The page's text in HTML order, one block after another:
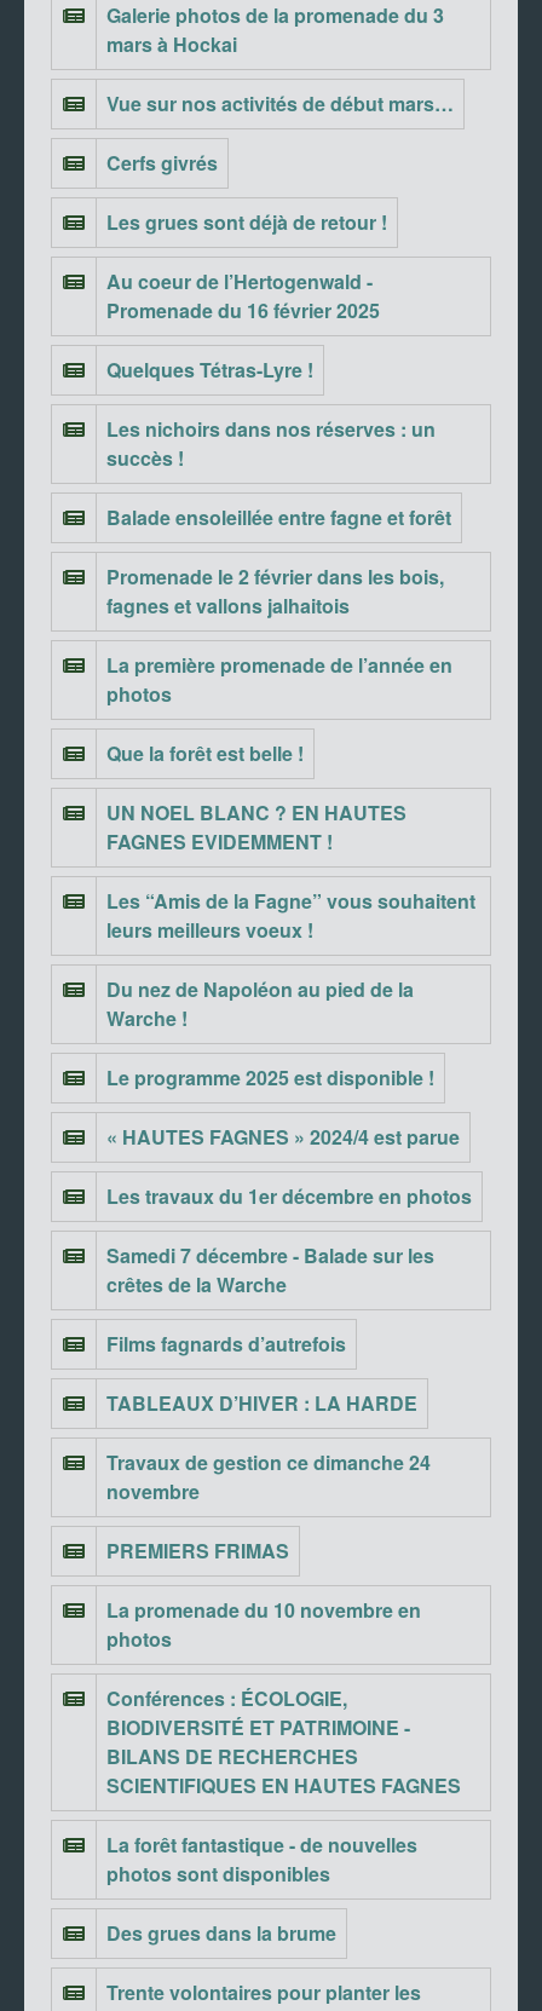
Galerie photos de la promenade du 3
mars à Hockai
Vue sur nos activités de début mars…
Cerfs givrés
Les grues sont déjà de retour !
Au coeur de l’Hertogenwald -
Promenade du 16 février 2025
Quelques Tétras-Lyre !
Les nichoirs dans nos réserves : un
succès !
Balade ensoleillée entre fagne et forêt
Promenade le 2 février dans les bois,
fagnes et vallons jalhaitois
La première promenade de l’année en
photos
Que la forêt est belle !
UN NOEL BLANC ? EN HAUTES
FAGNES EVIDEMMENT !
Les “Amis de la Fagne” vous souhaitent
leurs meilleurs voeux !
Du nez de Napoléon au pied de la
Warche !
Le programme 2025 est disponible !
« HAUTES FAGNES » 2024/4 est parue
Les travaux du 1er décembre en photos
Samedi 7 décembre - Balade sur les
crêtes de la Warche
Films fagnards d’autrefois
TABLEAUX D’HIVER : LA HARDE
Travaux de gestion ce dimanche 24
novembre
PREMIERS FRIMAS
La promenade du 10 novembre en
photos
Conférences : ÉCOLOGIE,
BIODIVERSITÉ ET PATRIMOINE -
BILANS DE RECHERCHES
SCIENTIFIQUES EN HAUTES FAGNES
La forêt fantastique - de nouvelles
photos sont disponibles
Des grues dans la brume
Trente volontaires pour planter les